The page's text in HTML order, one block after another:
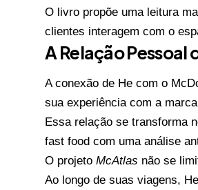
O livro propõe uma leitura
clientes interagem com o
A Relação Pessoal
A conexão de He com o
sua experiência com a
Essa relação se transforma
fast food com uma análise
O projetoMcAtlas não se
Ao longo de suas viagens,